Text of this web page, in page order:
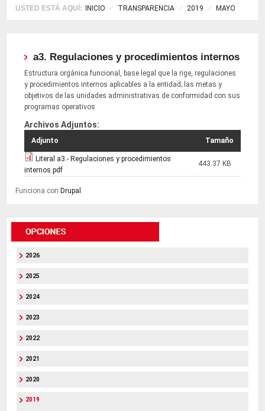
USTED ESTÁ AQUÍ: INICIO TRANSPARENCIA 2019 MAYO
a3. Regulaciones y procedimientos internos
Estructura orgánica funcional, base legal que la rige, regulaciones
y procedimientos internos aplicables a la entidad; las metas y
objetivos de las unidades administrativas de conformidad con sus
programas operativos
Archivos Adjuntos:
Adjunto Tamaño
Literal a3.- Regulaciones y procedimientos
internos.pdf
443.37 KB
Funciona con Drupal
2026
2025
2024
2023
2022
2021
2020
2019